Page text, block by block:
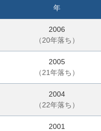
軽
に
ご
相
談
年
2006
（20年落ち）
2005
（21年落ち）
2004
（22年落ち）
2001